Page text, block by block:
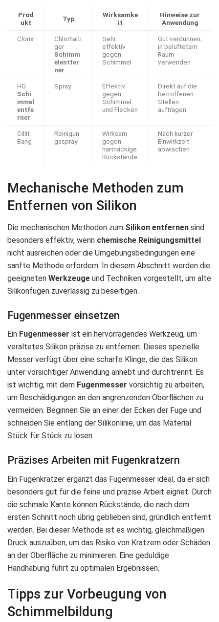
Prod
ukt
Typ
Wirksamke
it
Hinweise zur
Anwendung
Clorix
Chlorhalti
ger
Schimm
elentfer
ner
Sehr
effektiv
gegen
Schimmel
Gut verdünnen,
in belüftetem
Raum
verwenden
HG
Schi
mmel
entfe
rner
Spray
Effektiv
gegen
Schimmel
und Flecken
Direkt auf die
betroffenen
Stellen
auftragen
Cillit
Bang
Reinigun
gsspray
Wirksam
gegen
hartnäckige
Rückstände
Nach kurzer
Einwirkzeit
abwischen
Mechanische Methoden zum
Entfernen von Silikon
Die mechanischen Methoden zum Silikon entfernen sind
besonders effektiv, wenn chemische Reinigungsmittel
nicht ausreichen oder die Umgebungsbedingungen eine
sanfte Methode erfordern. In diesem Abschnitt werden die
geeigneten Werkzeuge und Techniken vorgestellt, um alte
Silikonfugen zuverlässig zu beseitigen.
Fugenmesser einsetzen
Ein Fugenmesser ist ein hervorragendes Werkzeug, um
veraltetes Silikon präzise zu entfernen. Dieses spezielle
Messer verfügt über eine scharfe Klinge, die das Silikon
unter vorsichtiger Anwendung anhebt und durchtrennt. Es
ist wichtig, mit dem Fugenmesser vorsichtig zu arbeiten,
um Beschädigungen an den angrenzenden Oberflächen zu
vermeiden. Beginnen Sie an einer der Ecken der Fuge und
schneiden Sie entlang der Silikonlinie, um das Material
Stück für Stück zu lösen.
Präzises Arbeiten mit Fugenkratzern
Ein Fugenkratzer ergänzt das Fugenmesser ideal, da er sich
besonders gut für die feine und präzise Arbeit eignet. Durch
die schmale Kante können Rückstände, die nach dem
ersten Schnitt noch übrig geblieben sind, gründlich entfernt
werden. Bei dieser Methode ist es wichtig, gleichmäßigen
Druck auszuüben, um das Risiko von Kratzern oder Schäden
an der Oberfläche zu minimieren. Eine geduldige
Handhabung führt zu optimalen Ergebnissen.
Tipps zur Vorbeugung von
Schimmelbildung